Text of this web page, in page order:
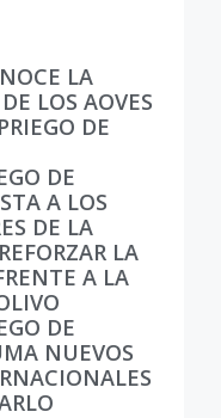
LA
LOS AOVES
DE
DE
A LOS
DE LA
LA
A LA
DE
NUEVOS